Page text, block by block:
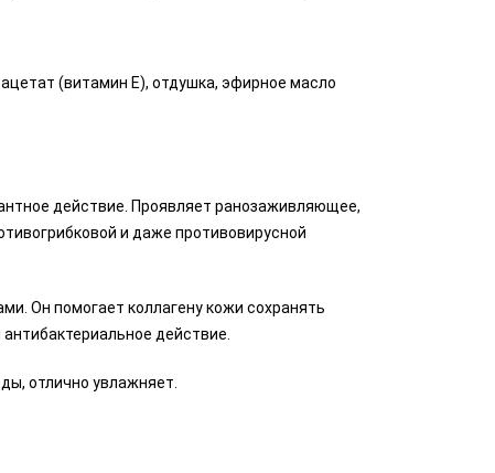
(витамин Е), отдушка, эфирное масло
действие. Проявляет ранозаживляющее,
и даже противовирусной
Он помогает коллагену кожи сохранять
действие.
отлично увлажняет.